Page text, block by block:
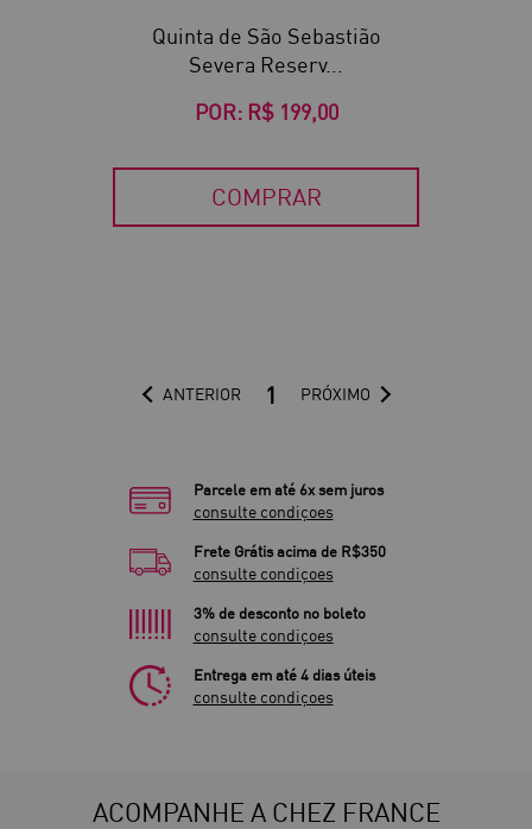
Quinta de São Sebastião
Severa Reserv...
POR: R$ 199,00
COMPRAR
ANTERIOR 1 PRÓXIMO
Parcele em até 6x sem juros
consulte condiçoes
Frete Grátis acima de R$350
consulte condiçoes
3% de desconto no boleto
consulte condiçoes
Entrega em até 4 dias úteis
consulte condiçoes
ACOMPANHE A CHEZ FRANCE